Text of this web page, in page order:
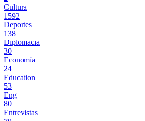
Cultura
1592
Deportes
138
Diplomacia
30
Economía
24
Education
53
Eng
80
Entrevistas